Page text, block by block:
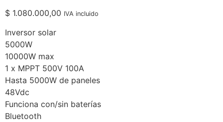
$ 1.080.000,00 IVA incluido
Inversor solar
5000W
10000W max
1 x MPPT 500V 100A
Hasta 5000W de paneles
48Vdc
Funciona con/sin baterías
Bluetooth